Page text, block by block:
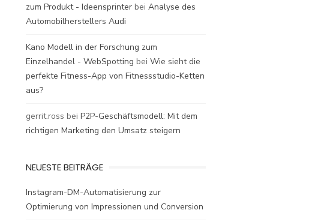
zum Produkt - Ideensprinter bei Analyse des
Automobilherstellers Audi
Kano Modell in der Forschung zum
Einzelhandel - WebSpotting bei Wie sieht die
perfekte Fitness-App von Fitnessstudio-Ketten
aus?
gerrit.ross bei P2P-Geschäftsmodell: Mit dem
richtigen Marketing den Umsatz steigern
NEUESTE BEITRÄGE
Instagram-DM-Automatisierung zur
Optimierung von Impressionen und Conversion